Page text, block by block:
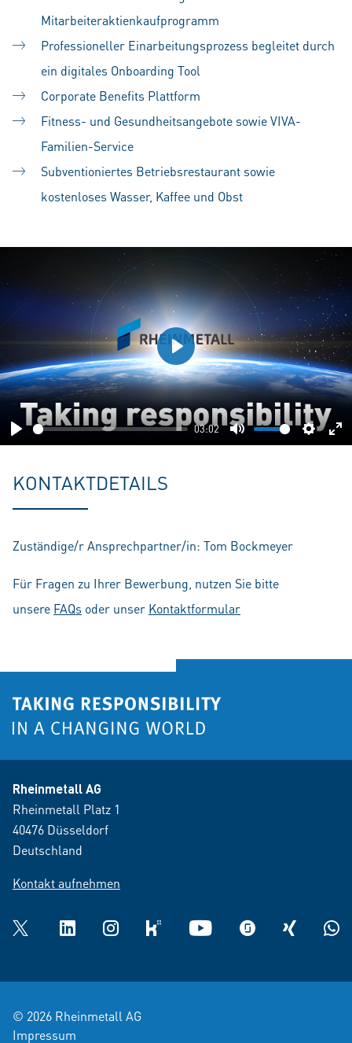
Mitarbeiteraktienkaufprogramm
Professioneller Einarbeitungsprozess begleitet durch
ein digitales Onboarding Tool
Corporate Benefits Plattform
Fitness- und Gesundheitsangebote sowie VIVA-
Familien-Service
Subventioniertes Betriebsrestaurant sowie
kostenloses Wasser, Kaffee und Obst
Play
03:02
Mute
Play
KONTAKTDETAILS
Zuständige/r Ansprechpartner/in: Tom Bockmeyer
Für Fragen zu Ihrer Bewerbung, nutzen Sie bitte
unsere FAQs oder unser Kontaktformular
Rheinmetall AG
Rheinmetall Platz 1
40476 Düsseldorf
Deutschland
Kontakt aufnehmen
Twitter LinkedInInstagramkununu YouTube glassdoorXING
© 2026 Rheinmetall AG
Impressum